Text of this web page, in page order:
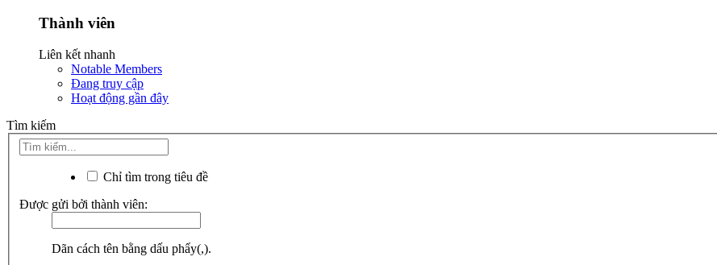
Thành viên
Liên kết nhanh
Notable Members
Đang truy cập
Hoạt động gần đây
Tìm kiếm
Chỉ tìm trong tiêu đề
Được gửi bởi thành viên:
Dãn cách tên bằng dấu phẩy(,).